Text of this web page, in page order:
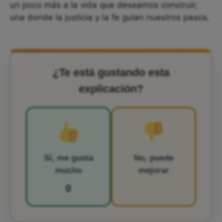
un poco más a la vida que deseamos construir,
una donde la justicia y la fe guían nuestros pasos.
¿Te está gustando esta
explicación?
Sí, me gusta
mucho
0
No, puede
mejorar